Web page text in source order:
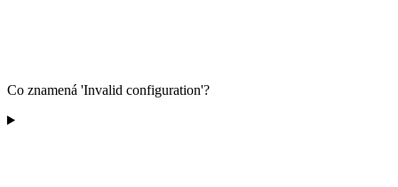
Co znamená 'Invalid configuration'?